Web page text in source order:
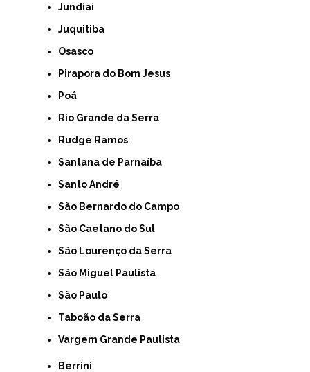
Jundiaí
Juquitiba
Osasco
Pirapora do Bom Jesus
Poá
Rio Grande da Serra
Rudge Ramos
Santana de Parnaíba
Santo André
São Bernardo do Campo
São Caetano do Sul
São Lourenço da Serra
São Miguel Paulista
São Paulo
Taboão da Serra
Vargem Grande Paulista
Berrini